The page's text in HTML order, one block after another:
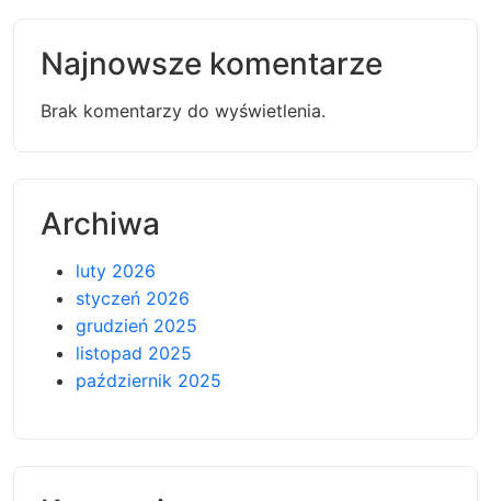
Najnowsze komentarze
Brak komentarzy do wyświetlenia.
Archiwa
luty 2026
styczeń 2026
grudzień 2025
listopad 2025
październik 2025